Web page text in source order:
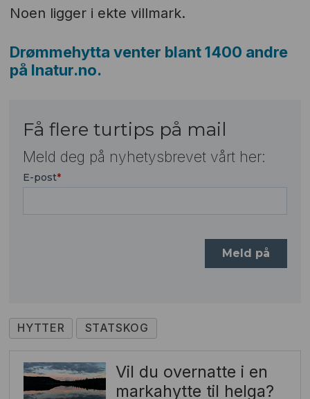
Noen ligger i ekte villmark.
Drømmehytta venter blant 1400 andre
på Inatur.no.
Få flere turtips på mail
Meld deg på nyhetysbrevet vårt her:
HYTTER STATSKOG
Vil du overnatte i en
markahytte til helga?